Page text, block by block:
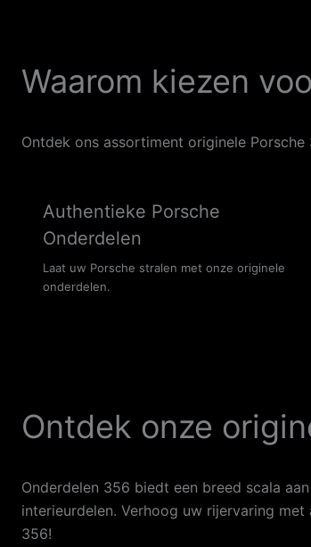
Waarom kiezen
Ontdek ons assortiment originele Porsche
Authentieke Porsche
Onderdelen
Laat uw Porsche stralen met onze originele
onderdelen.
Ontdek onze
Onderdelen 356 biedt een breed scala
interieurdelen. Verhoog uw rijervaring
356!